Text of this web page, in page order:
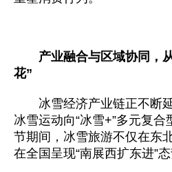
产业融合与区域协同，
花”
冰雪经济产业链正不断
冰雪运动向“冰雪+”多元复
节期间，冰雪旅游不仅在东
在全国呈现“南展西扩东进”态